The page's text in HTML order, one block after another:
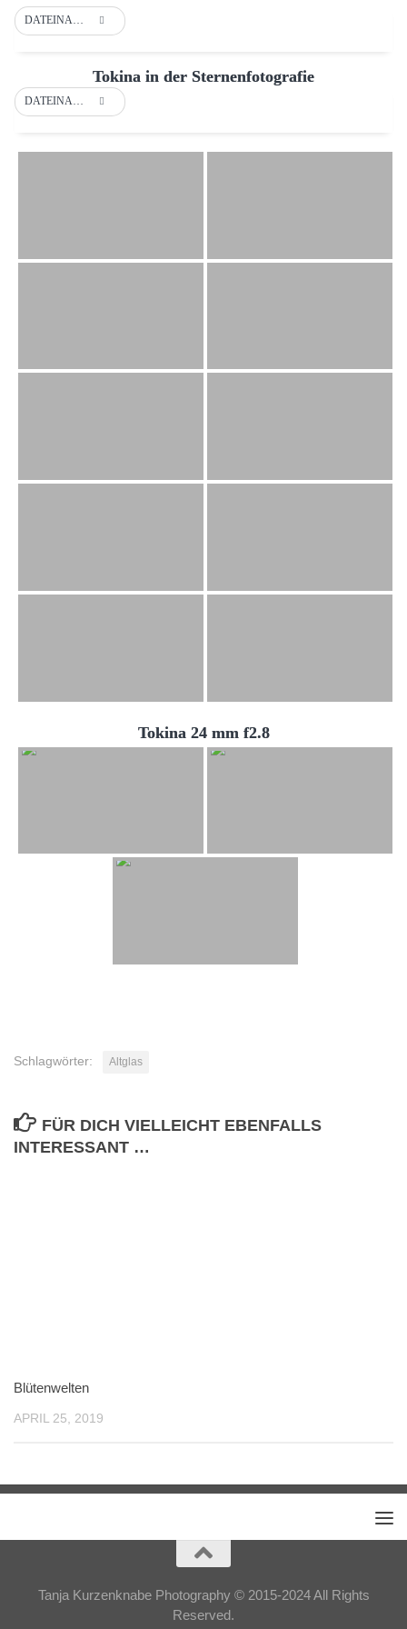
DATEINAME
Tokina in der Sternenfotografie
DATEINAME
Tokina 24 mm f2.8
Schlagwörter: Altglas
FÜR DICH VIELLEICHT EBENFALLS
INTERESSANT …
Blütenwelten
APRIL 25, 2019
Tanja Kurzenknabe Photography © 2015-2024 All Rights
Reserved.